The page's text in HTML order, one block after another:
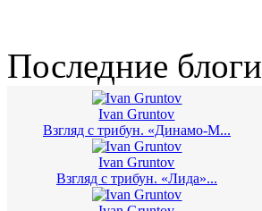
Последние блоги
Ivan Gruntov
Взгляд с трибун. «Динамо-М...
Ivan Gruntov
Взгляд с трибун. «Лида»...